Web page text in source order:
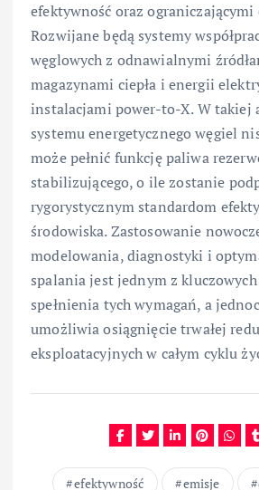
efektywność oraz ograniczającymi
Rozwijane będą systemy
węglowych z odnawialnymi
magazynami ciepła i energii
instalacjami power-to-X. W takiej
systemu energetycznego węgiel
może pełnić funkcję paliwa
stabilizującego, o ile zostanie
rygorystycznym standardom
środowiska. Zastosowanie
modelowania, diagnostyki i
spalania jest jednym z
spełnienia tych wymagań, a
umożliwia osiągnięcie trwałej
eksploatacyjnych w całym cyklu
efektywność emisje